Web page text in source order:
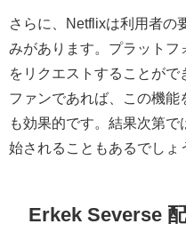
さらに、Netflixは利用者の
みがあります。プラット
をリクエストすることが
ファンであれば、この機能
も効果的です。結果次第
始されることもあるでしょ
Erkek Severse